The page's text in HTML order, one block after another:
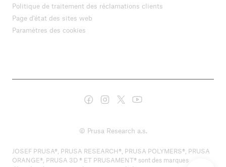
Politique de traitement des réclamations clients
Page d'état des sites web
Paramètres des cookies
© Prusa Research a.s.
JOSEF PRUSA®, PRUSA RESEARCH®, PRUSA POLYMERS®, PRUSA
ORANGE®, PRUSA 3D ® ET PRUSAMENT® sont des marques